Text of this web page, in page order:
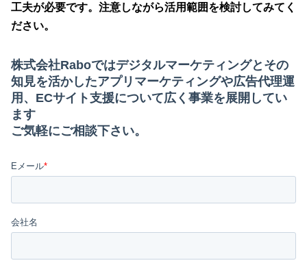
工夫が必要です。注意しながら活用範囲を検討してみてく
ださい。